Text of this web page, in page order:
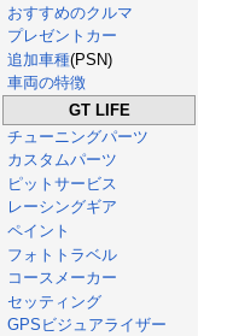
おすすめのクルマ
プレゼントカー
追加車種(PSN)
車両の特徴
GT LIFE
チューニングパーツ
カスタムパーツ
ピットサービス
レーシングギア
ペイント
フォトトラベル
コースメーカー
セッティング
GPSビジュアライザー